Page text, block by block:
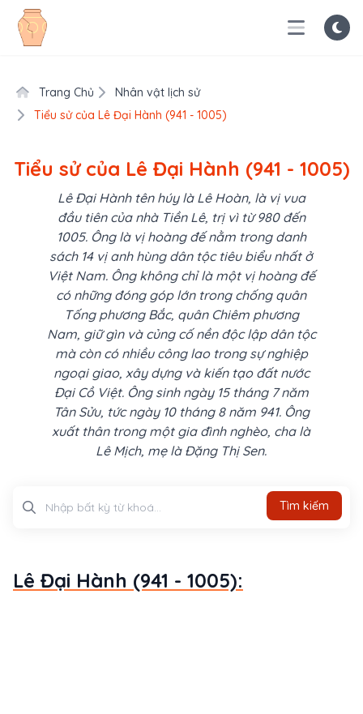
Trang Chủ
Nhân vật lịch sử
Tiểu sử của Lê Đại Hành (941 - 1005)
Tiểu sử của Lê Đại Hành (941 - 1005)
Lê Đại Hành tên húy là Lê Hoàn, là vị vua
đầu tiên của nhà Tiền Lê, trị vì từ 980 đến
1005. Ông là vị hoàng đế nằm trong danh
sách 14 vị anh hùng dân tộc tiêu biểu nhất ở
Việt Nam. Ông không chỉ là một vị hoàng đế
có những đóng góp lớn trong chống quân
Tống phương Bắc, quân Chiêm phương
Nam, giữ gìn và củng cố nền độc lập dân tộc
mà còn có nhiều công lao trong sự nghiệp
ngoại giao, xây dựng và kiến tạo đất nước
Đại Cồ Việt. Ông sinh ngày 15 tháng 7 năm
Tân Sửu, tức ngày 10 tháng 8 năm 941. Ông
xuất thân trong một gia đình nghèo, cha là
Lê Mịch, mẹ là Đặng Thị Sen.
Tìm kiếm
Lê Đại Hành (941 - 1005):